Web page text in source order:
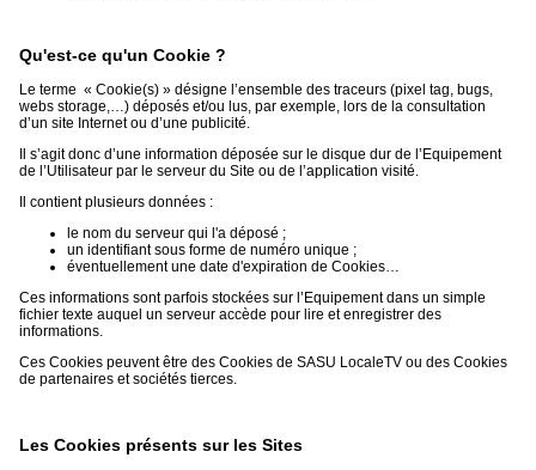
Qu'est-ce qu'un Cookie ?
Le terme « Cookie(s) » désigne l’ensemble des traceurs (pixel tag, bugs,
webs storage,…) déposés et/ou lus, par exemple, lors de la consultation
d’un site Internet ou d’une publicité.
Il s’agit donc d’une information déposée sur le disque dur de l’Equipement
de l’Utilisateur par le serveur du Site ou de l’application visité.
Il contient plusieurs données :
le nom du serveur qui l'a déposé ;
un identifiant sous forme de numéro unique ;
éventuellement une date d'expiration de Cookies…
Ces informations sont parfois stockées sur l’Equipement dans un simple
fichier texte auquel un serveur accède pour lire et enregistrer des
informations.
Ces Cookies peuvent être des Cookies de SASU LocaleTV ou des Cookies
de partenaires et sociétés tierces.
Les Cookies présents sur les Sites